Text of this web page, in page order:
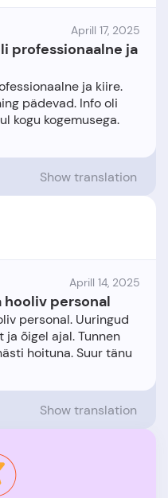
Aprill 17, 2025
professionaalne ja
ja kiire.
pädevad. Info oli
kogu kogemusega.
Show translation
Aprill 14, 2025
hooliv personal
personal. Uuringud
õigel ajal. Tunnen
hoituna. Suur tänu
Show translation